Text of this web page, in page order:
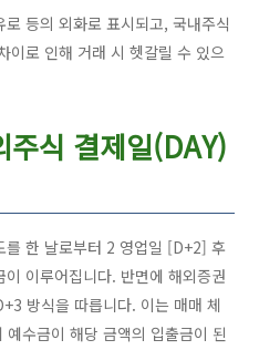
등의 외화로 표시되고, 국내주식
이로 인해 거래 시 헷갈릴 수 있으
식 결제일(DAY)
를 한 날로부터 2 영업일 [D+2] 후
이루어집니다. 반면에 해외증권
방식을 따릅니다. 이는 매매 체
수금이 해당 금액의 입출금이 된